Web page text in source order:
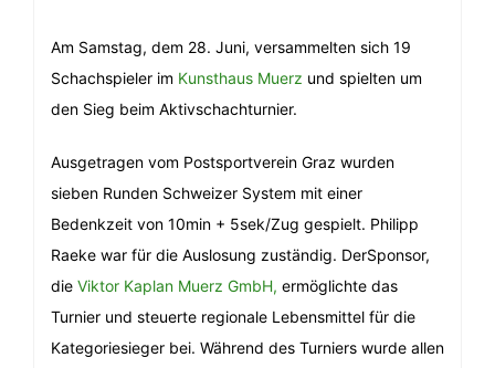
Am Samstag, dem 28. Juni, versammelten sich 19
Schachspieler im Kunsthaus Muerz und spielten um
den Sieg beim Aktivschachturnier.
Ausgetragen vom Postsportverein Graz wurden
sieben Runden Schweizer System mit einer
Bedenkzeit von 10min + 5sek/Zug gespielt. Philipp
Raeke war für die Auslosung zuständig. DerSponsor,
die Viktor Kaplan Muerz GmbH, ermöglichte das
Turnier und steuerte regionale Lebensmittel für die
Kategoriesieger bei. Während des Turniers wurde allen